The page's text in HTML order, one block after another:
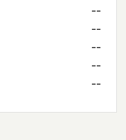
--
--
--
--
--